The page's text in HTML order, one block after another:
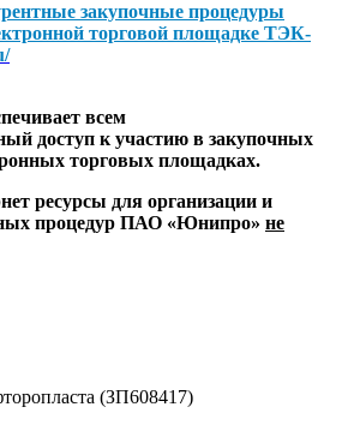
закупочные процедуры
торговой площадке ТЭК-
всем
доступ к участию в закупочных
торговых площадках.
ресурсы для организации и
процедур ПАО «Юнипро» не
(ЗП608417)